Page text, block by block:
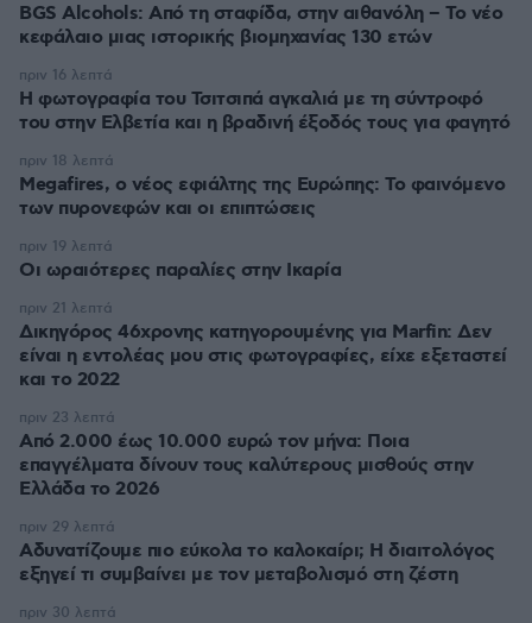
BGS Alcohols: Από τη σταφίδα, στην αιθανόλη – Το νέο
κεφάλαιο μιας ιστορικής βιομηχανίας 130 ετών
Η φωτογραφία του Τσιτσιπά αγκαλιά με τη σύντροφό
του στην Ελβετία και η βραδινή έξοδός τους για φαγητό
πριν 16 λεπτά
Megafires, ο νέος εφιάλτης της Ευρώπης: Το φαινόμενο
των πυρονεφών και οι επιπτώσεις
πριν 18 λεπτά
Οι ωραιότερες παραλίες στην Ικαρία
πριν 19 λεπτά
Δικηγόρος 46χρονης κατηγορουμένης για Marfin: Δεν
είναι η εντολέας μου στις φωτογραφίες, είχε εξεταστεί
και το 2022
πριν 21 λεπτά
Από 2.000 έως 10.000 ευρώ τον μήνα: Ποια
επαγγέλματα δίνουν τους καλύτερους μισθούς στην
Ελλάδα το 2026
πριν 23 λεπτά
Αδυνατίζουμε πιο εύκολα το καλοκαίρι; Η διαιτολόγος
εξηγεί τι συμβαίνει με τον μεταβολισμό στη ζέστη
πριν 29 λεπτά
πριν 30 λεπτά